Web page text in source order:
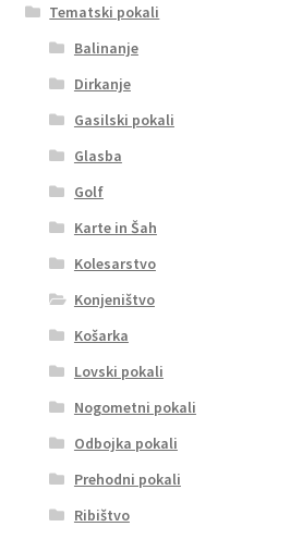
Tematski pokali
Balinanje
Dirkanje
Gasilski pokali
Glasba
Golf
Karte in Šah
Kolesarstvo
Konjeništvo
Košarka
Lovski pokali
Nogometni pokali
Odbojka pokali
Prehodni pokali
Ribištvo